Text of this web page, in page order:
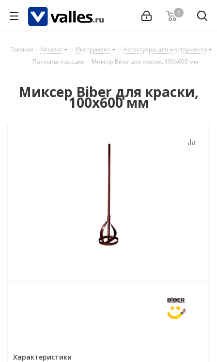
0
Главная - Каталог - Инструмент - Аксессуары для инструмента
- Патроны, насадки - Миксер Biber для краски, 100х600 мм
Миксер Biber для краски,
100х600 мм
Характеристики